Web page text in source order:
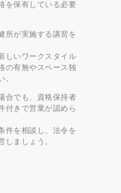
を保有している必要
所が実施する講習を
しいワークスタイル
の有無やスペース独
合でも、資格保持者
付きで営業が認めら
件を相談し、法令を
ましょう。